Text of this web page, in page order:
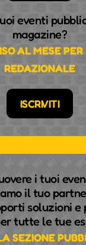
eventi
magazine?
AL MESE
REDAZIONALE
ISCRIVITI
i tuoi
il tuo
soluzioni e
tutte le tue
SEZIONE